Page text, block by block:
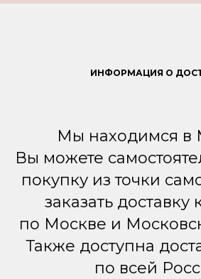
ИНФОРМАЦИЯ О
Мы находимся в
Вы можете
покупку из точки
заказать доставку
по Москве и
Также доступна
по всей